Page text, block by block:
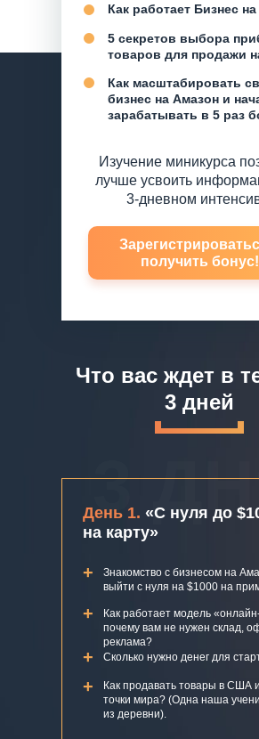
Как работает Бизнес
5 секретов выбора
товаров для продажи
Как масштабировать
бизнес на Амазон и
зарабатывать в 5 раз
Изучение миникурса
лучше усвоить
3-дневном
Что вас ждет в
3 дней
получить бонус!
День 1. «С нуля до
на карту»
Знакомство с бизнесом на
выйти с нуля на $1000 на
Как работает модель
почему вам не нужен склад,
реклама?
Сколько нужно денег для
Как продавать товары в США
точки мира? (Одна наша
из деревни).
+
+
+
+
3